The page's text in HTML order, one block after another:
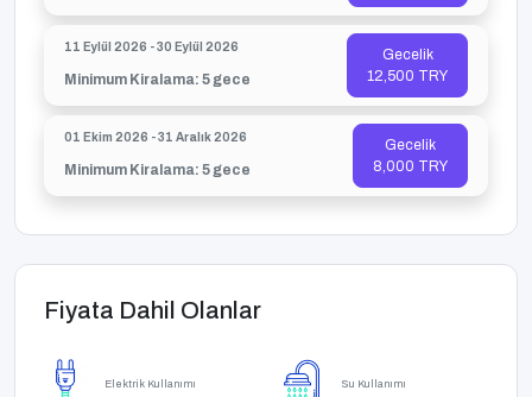
11 Eylül 2026 - 30 Eylül 2026
Gecelik
12,500 TRY
Minimum Kiralama: 5 gece
01 Ekim 2026 - 31 Aralık 2026
Gecelik
8,000 TRY
Minimum Kiralama: 5 gece
Fiyata Dahil Olanlar
Elektrik Kullanımı Su Kullanımı